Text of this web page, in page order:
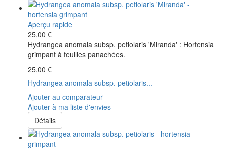
Aperçu rapide
25,00 €
Hydrangea anomala subsp. petiolaris 'Miranda' : Hortensia
grimpant à feuilles panachées.
25,00 €
Hydrangea anomala subsp. petiolaris...
Ajouter au comparateur
Ajouter à ma liste d'envies
Détails